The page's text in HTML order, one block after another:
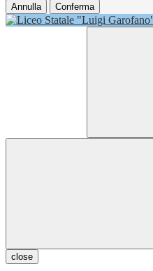
Annulla Conferma
close